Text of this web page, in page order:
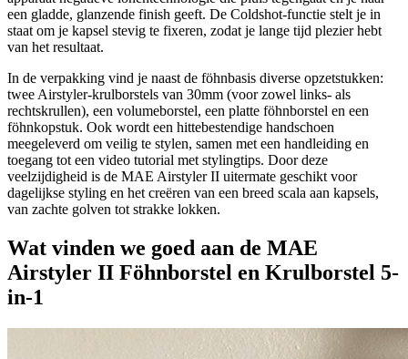
een gladde, glanzende finish geeft. De Coldshot-functie stelt je in
staat om je kapsel stevig te fixeren, zodat je lange tijd plezier hebt
van het resultaat.
In de verpakking vind je naast de föhnbasis diverse opzetstukken:
twee Airstyler-krulborstels van 30mm (voor zowel links- als
rechtskrullen), een volumeborstel, een platte föhnborstel en een
föhnkopstuk. Ook wordt een hittebestendige handschoen
meegeleverd om veilig te stylen, samen met een handleiding en
toegang tot een video tutorial met stylingtips. Door deze
veelzijdigheid is de MAE Airstyler II uitermate geschikt voor
dagelijkse styling en het creëren van een breed scala aan kapsels,
van zachte golven tot strakke lokken.
Wat vinden we goed aan de MAE
Airstyler II Föhnborstel en Krulborstel 5-
in-1